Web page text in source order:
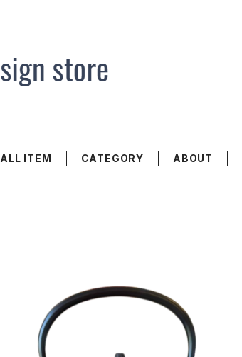
ALL ITEM CATEGORY ABOUT